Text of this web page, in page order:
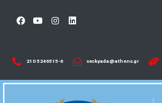
210 5246515-6​ seckyada@athens.gr